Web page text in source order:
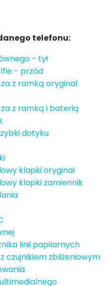
telefonu:
- tył
- przód
z ramką oryginal
z ramką i baterią
dotyku
klapki oryginał
klapki zamiennik
linii papilarnych
czujnikiem zbliżeniowym